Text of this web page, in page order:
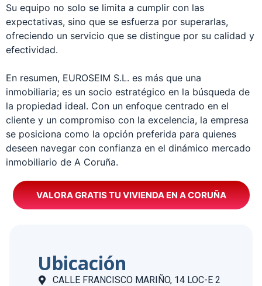
Su equipo no solo se limita a cumplir con las
expectativas, sino que se esfuerza por superarlas,
ofreciendo un servicio que se distingue por su calidad y
efectividad.
En resumen, EUROSEIM S.L. es más que una
inmobiliaria; es un socio estratégico en la búsqueda de
la propiedad ideal. Con un enfoque centrado en el
cliente y un compromiso con la excelencia, la empresa
se posiciona como la opción preferida para quienes
deseen navegar con confianza en el dinámico mercado
inmobiliario de A Coruña.
VALORA GRATIS TU VIVIENDA EN A CORUÑA
Ubicación
CALLE FRANCISCO MARIÑO, 14 LOC-E 2